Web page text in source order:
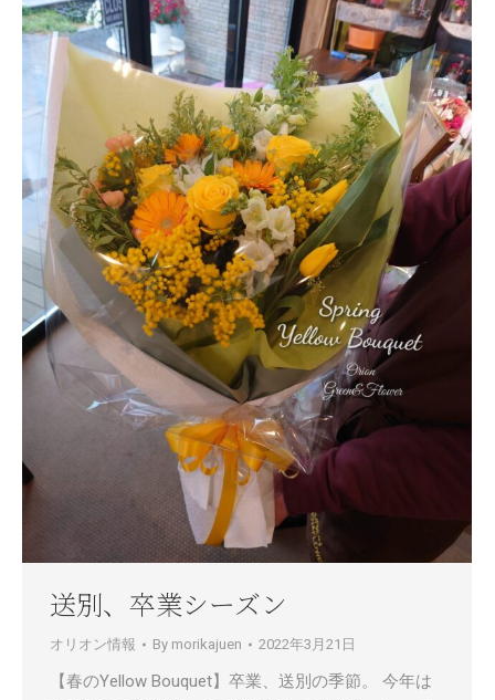
送別、卒業シーズン
オリオン情報 By morikajuen 2022年3月21日
【春のYellow Bouquet】卒業、送別の季節。 今年は